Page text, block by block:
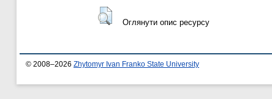
Оглянути опис ресурсу
© 2008–2026 Zhytomyr Ivan Franko State University